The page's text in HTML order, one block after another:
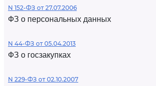
N 152-ФЗ от 27.07.2006
ФЗ о персональных данных
N 44-ФЗ от 05.04.2013
ФЗ о госзакупках
N 229-ФЗ от 02.10.2007